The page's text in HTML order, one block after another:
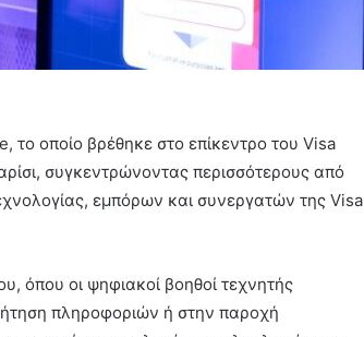
το οποίο βρέθηκε στο επίκεντρο του Visa
συγκεντρώνοντας περισσότερους από
εμπόρων και συνεργατών της Visa
όπου οι ψηφιακοί βοηθοί τεχνητής
πληροφοριών ή στην παροχή